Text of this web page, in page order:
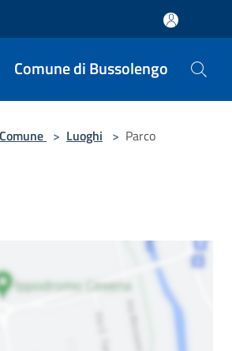
Comune di Bussolengo
> Luoghi > Parco